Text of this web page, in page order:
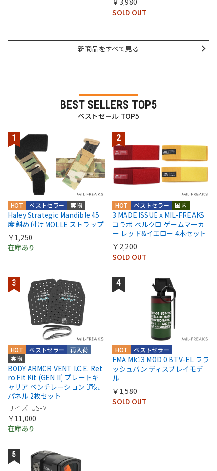
SOLD OUT
新商品をすべて見る
BEST SELLERS TOP5
ベストセール TOP5
実物
ベストセラー
HOT
Haley Strategic Mandible 45
度 斜め付け MOLLE ストラップ
￥1,250
在庫あり
国内
ベストセラー
HOT
3 MADE ISSUE x MIL-FREAKS
コラボ ベルクロ ゲームマーカ
ー レッド&イエロー 4本セット
￥2,200
SOLD OUT
実物
再入荷
ベストセラー
HOT
BODY ARMOR VENT I.C.E. Ret
ro Fit Kit (GEN II) プレートキ
ャリア ベンチレーション 通気
パネル 2枚セット
サイズ: US-M
￥11,000
在庫あり
ベストセラー
HOT
FMA Mk13 MOD 0 BTV-EL フラ
ッシュバン ディスプレイモデ
ル
￥1,580
SOLD OUT